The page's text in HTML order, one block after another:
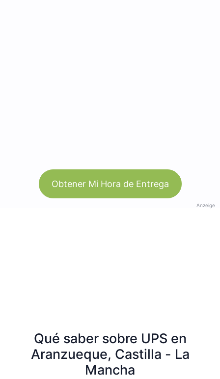
Obtener Mi Hora de Entrega
Anzeige
Qué saber sobre UPS en
Aranzueque, Castilla - La
Mancha